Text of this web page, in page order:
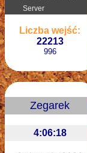
Liczba wejść:
22213
996
.
Zegarek
4:06:20